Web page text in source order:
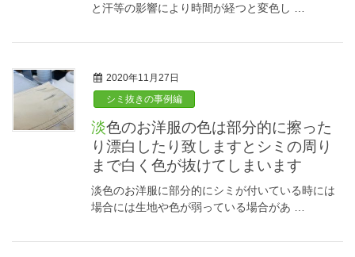
と汗等の影響により時間が経つと変色し …
2020年11月27日
シミ抜きの事例編
淡色のお洋服の色は部分的に擦った
り漂白したり致しますとシミの周り
まで白く色が抜けてしまいます
淡色のお洋服に部分的にシミが付いている時には
場合には生地や色が弱っている場合があ …